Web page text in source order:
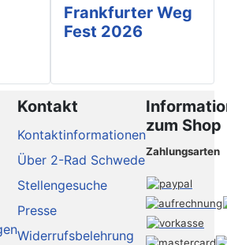
Frankfurter Weg
Fest 2026
Kontakt
Kontaktinformationen
Über 2-Rad Schwede
Stellengesuche
Presse
Widerrufsbelehrung
zum Shop
Zahlungsarten